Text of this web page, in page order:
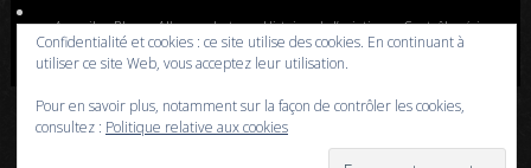
Accueil Blog Albums photos Histoires de l’aviation
Contrôle aérien
Livres
Liens A propos Contact Politique de confidentialité
Confidentialité et cookies : ce site utilise des cookies. En continuant à
utiliser ce site Web, vous acceptez leur utilisation.
Pour en savoir plus, notamment sur la façon de contrôler les cookies,
consultez : Politique relative aux cookies